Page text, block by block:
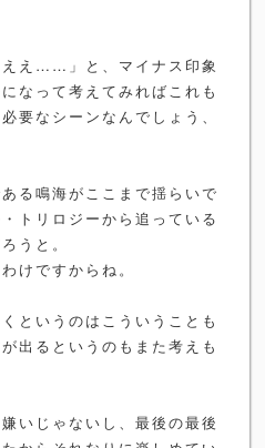
え……」と、マイナス印象
なって考えてみればこれも
要なシーンなんでしょう、
る鳴海がここまで揺らいで
トリロジーから追っている
うと。
けですからね。
というのはこういうことも
出るというのもまた考えも
いじゃないし、最後の最後